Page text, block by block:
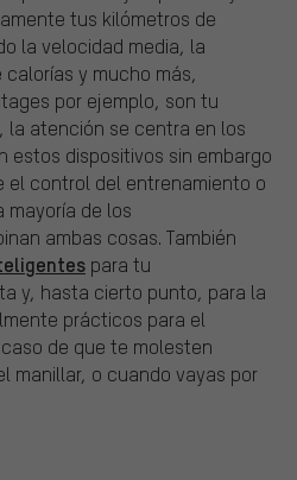
tus kilómetros de
la velocidad media, la
y mucho más,
por ejemplo, son tu
la atención se centra en los
estos dispositivos sin embargo
el control del entrenamiento o
mayoría de los
ambas cosas. También
para tu
y, hasta cierto punto, para la
prácticos para el
de que te molesten
manillar, o cuando vayas por